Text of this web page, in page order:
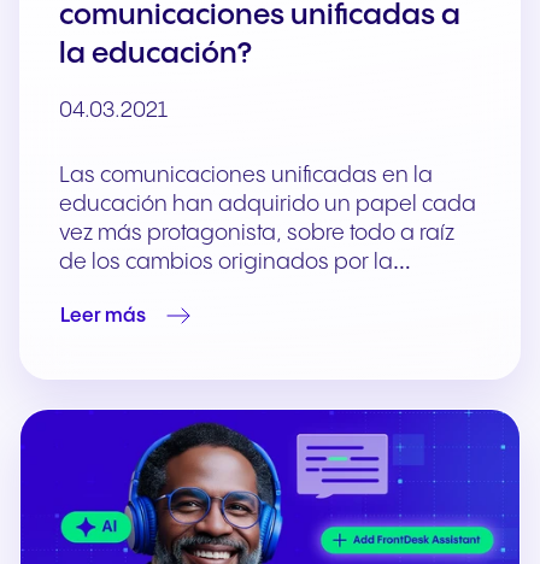
comunicaciones unificadas a
la educación?
04.03.2021
Las comunicaciones unificadas en la
educación han adquirido un papel cada
vez más protagonista, sobre todo a raíz
de los cambios originados por la…
Leer más